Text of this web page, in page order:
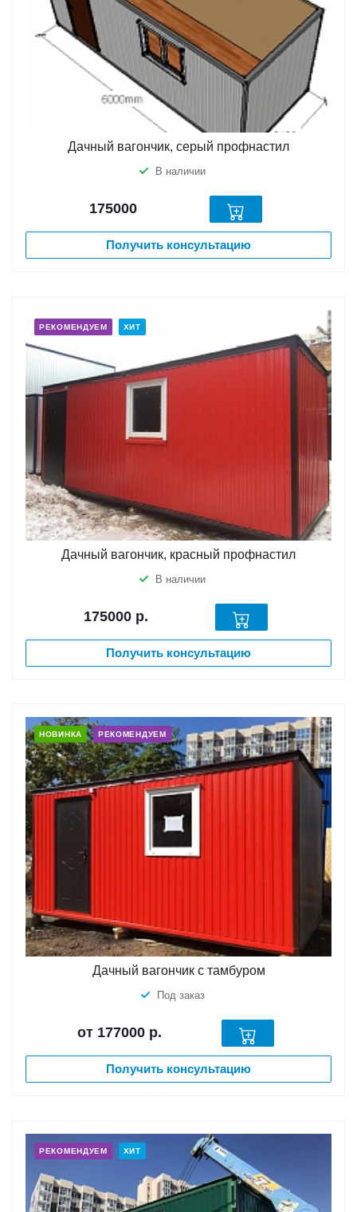
Дачный вагончик, серый профнастил
В наличии
175000
Получить консультацию
РЕКОМЕНДУЕМ ХИТ
Дачный вагончик, красный профнастил
В наличии
175000 р.
Получить консультацию
НОВИНКА РЕКОМЕНДУЕМ
Дачный вагончик с тамбуром
Под заказ
от 177000 р.
Получить консультацию
РЕКОМЕНДУЕМ ХИТ